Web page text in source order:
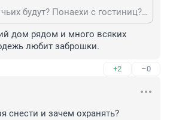
А подростки то чьих будут? Понаехи с гостиниц? Они там запрещенными делами занимаются, а предки все по барабану. Все знают, где ваш ребенок, в данный момент?
дом рядом и много всяких
любит заброшки.
+2 –0
снести и зачем охранять?